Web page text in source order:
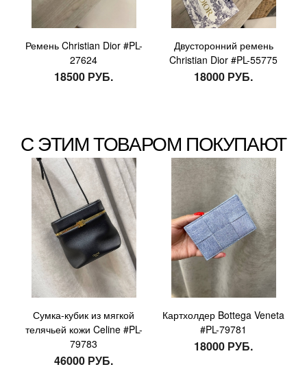
Ремень Christian Dior #PL-
27624
18500 РУБ.
Двусторонний ремень
Christian Dior #PL-55775
18000 РУБ.
С ЭТИМ ТОВАРОМ ПОКУПАЮТ
Сумка-кубик из мягкой
телячьей кожи Celine #PL-
79783
46000 РУБ.
Картхолдер Bottega Veneta
#PL-79781
18000 РУБ.